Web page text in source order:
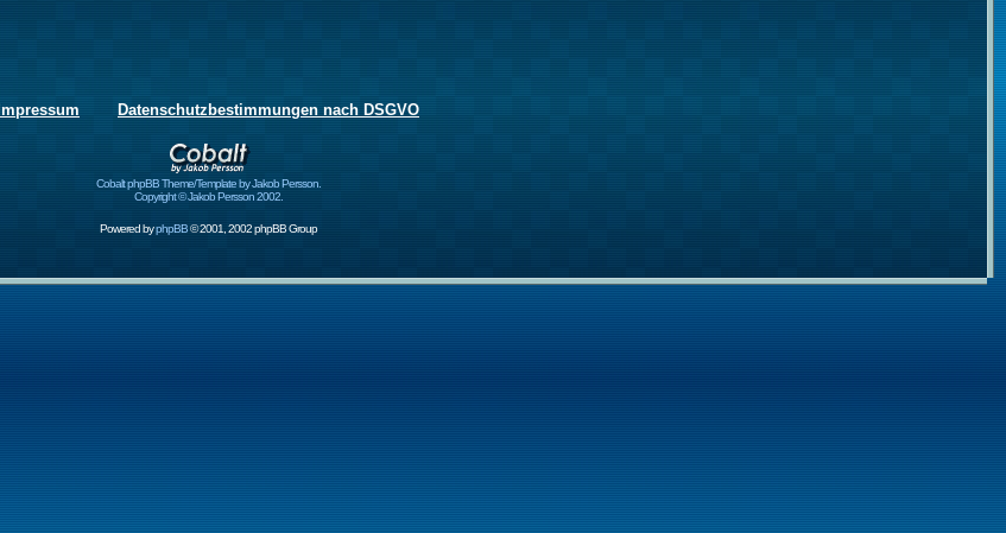
Impressum Datenschutzbestimmungen nach DSGVO
Cobalt phpBB Theme/Template by Jakob Persson.
Copyright © Jakob Persson 2002.
Powered byphpBB© 2001, 2002 phpBB Group